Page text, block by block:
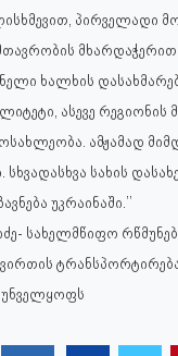
პირველადი
ხალხის
ასევე
ამჟამად
სხვადასხვა სახის
უკრაინაში.’’
სახელმწიფო